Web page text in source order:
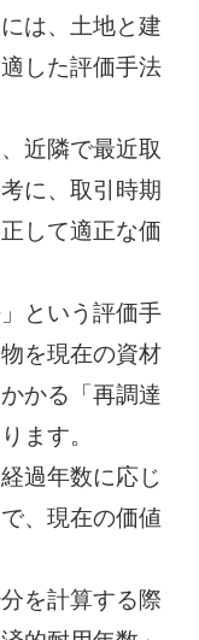
は、土地と建
した評価手法
近隣で最近取
に、取引時期
して適正な価
という評価手
を現在の資材
かる「再調達
ます。
過年数に応じ
、現在の価値
を計算する際